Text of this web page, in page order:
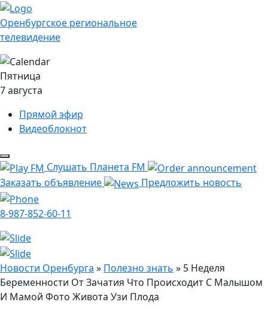
Оренбургское региональное
телевидение
Пятница
7 августа
Прямой эфир
Видеоблокнот
Слушать Планета FM
Заказать объявление
Предложить новость
8-987-852-60-11
Новости Оренбурга » Полезно знать » 5 Неделя
Беременности От Зачатия Что Происходит С Малышом
И Мамой Фото Живота Узи Плода